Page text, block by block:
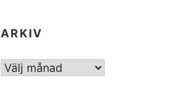
ARKIV
ARKIV